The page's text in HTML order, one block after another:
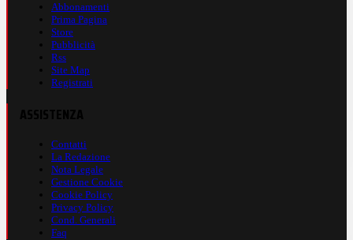
Abbonamenti
Prima Pagina
Store
Pubblicità
Rss
Site Map
Registrati
Contatti
La Redazione
Nota Legale
Gestione Cookie
Cookie Policy
Privacy Policy
Cond. Generali
Faq